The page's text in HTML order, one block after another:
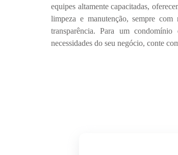
equipes altamente capacitadas,
limpeza e manutenção, sempre com
transparência.
Para um condomínio
necessidades do seu negócio, conte